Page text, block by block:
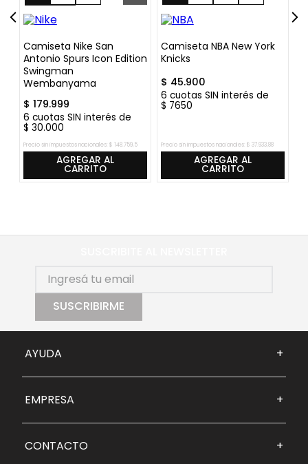
XL XXL
Camiseta Nike San
Antonio Spurs Icon Edition
Swingman
Wembanyama
$ 179.999
6 cuotas SIN interés de
$ 30.000
Precio sin impuestos nacionales: $ 148.759,5
AGREGAR AL
CARRITO
Camiseta NBA New York
Knicks
$ 45.900
6 cuotas SIN interés de
$ 7650
Precio sin impuestos nacionales: $ 37.933,88
AGREGAR AL
CARRITO
SUSCRIBIRME
AYUDA +
EMPRESA +
CONTACTO +